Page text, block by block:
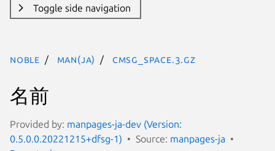
Toggle side navigation
noble man(ja) CMSG_SPACE.3.gz
名前
Provided by: manpages-ja-dev (Version:
0.5.0.0.20221215+dfsg-1)
Source: manpages-ja